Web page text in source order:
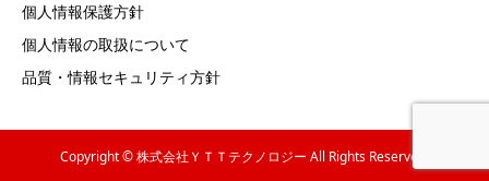
個人情報保護方針
個人情報の取扱について
品質・情報セキュリティ方針
Copyright © 株式会社ＹＴＴテクノロジー All Rights Reserved.